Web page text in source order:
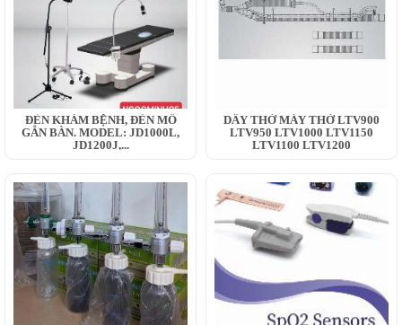
ĐÈN KHÁM BỆNH, ĐÈN MỔ
GẮN BÀN. MODEL: JD1000L,
JD1200J,...
DÂY THỞ MÁY THỞ LTV900
LTV950 LTV1000 LTV1150
LTV1100 LTV1200